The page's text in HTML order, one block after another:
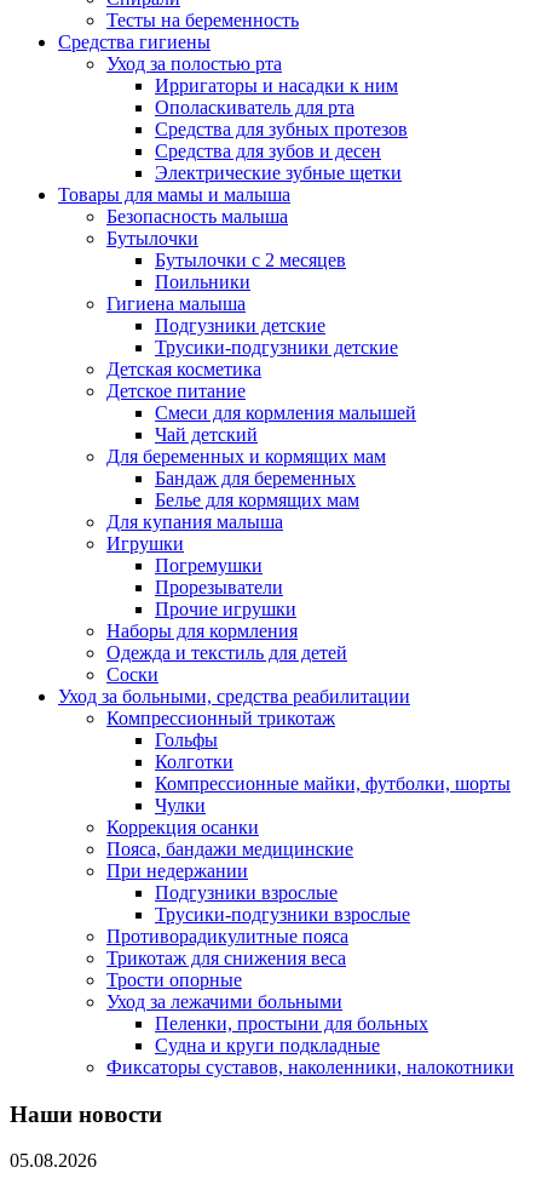
Тесты на беременность
Средства гигиены
Уход за полостью рта
Ирригаторы и насадки к ним
Ополаскиватель для рта
Средства для зубных протезов
Средства для зубов и десен
Электрические зубные щетки
Товары для мамы и малыша
Безопасность малыша
Бутылочки
Бутылочки с 2 месяцев
Поильники
Гигиена малыша
Подгузники детские
Трусики-подгузники детские
Детская косметика
Детское питание
Смеси для кормления малышей
Чай детский
Для беременных и кормящих мам
Бандаж для беременных
Белье для кормящих мам
Для купания малыша
Игрушки
Погремушки
Прорезыватели
Прочие игрушки
Наборы для кормления
Одежда и текстиль для детей
Соски
Уход за больными, средства реабилитации
Компрессионный трикотаж
Гольфы
Колготки
Компрессионные майки, футболки, шорты
Чулки
Коррекция осанки
Пояса, бандажи медицинские
При недержании
Подгузники взрослые
Трусики-подгузники взрослые
Противорадикулитные пояса
Трикотаж для снижения веса
Трости опорные
Уход за лежачими больными
Пеленки, простыни для больных
Судна и круги подкладные
Фиксаторы суставов, наколенники, налокотники
Наши новости
05.08.2026